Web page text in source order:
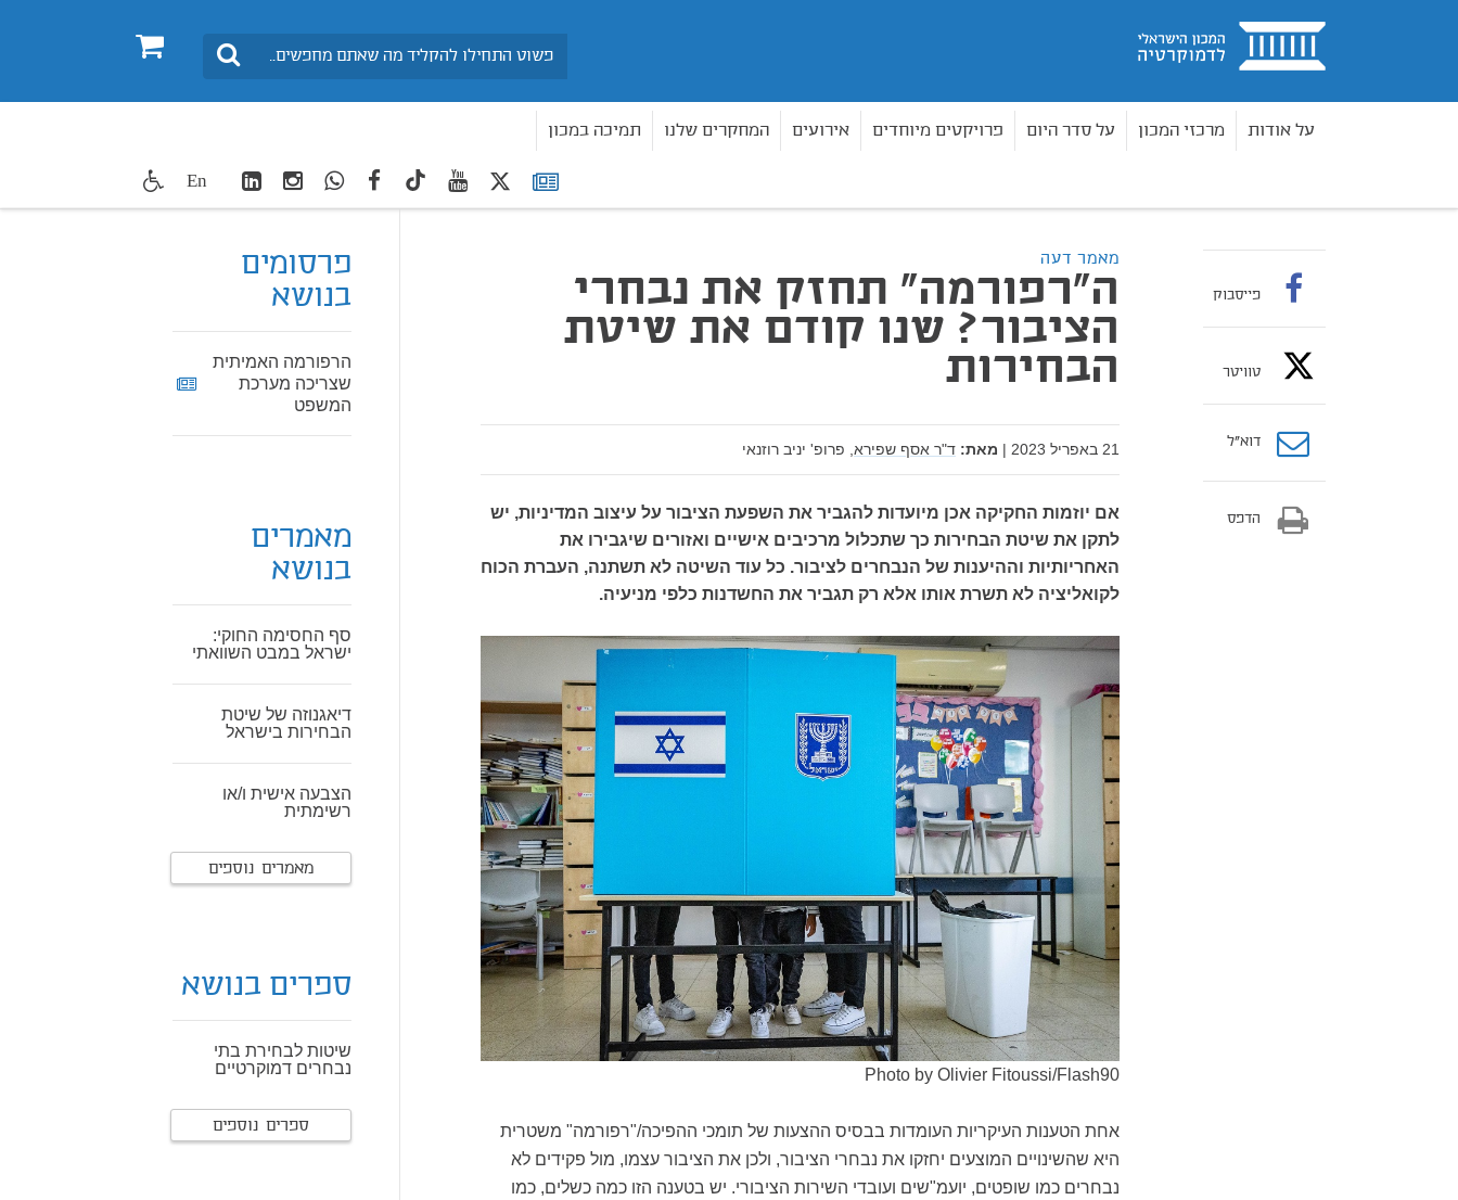
בית 0 חיפוש
על אודות מרכזי המכון על סדר היום פרויקטים מיוחדים אירועים המחקרים שלנו תמיכה במכון
רשימת
תפוצה
twitter
youtube
TikTok
facebook
WhatsApp
Instagram
LinkedIn
En
מאמר דעה
ה"רפורמה" תחזק את נבחרי
הציבור? שנו קודם את שיטת
הבחירות
21 באפריל 2023 | מאת: ד"ר אסף שפירא, פרופ' יניב רוזנאי
אם יוזמות החקיקה אכן מיועדות להגביר את השפעת הציבור על עיצוב המדיניות, יש
לתקן את שיטת הבחירות כך שתכלול מרכיבים אישיים ואזורים שיגבירו את
האחריותיות וההיענות של הנבחרים לציבור. כל עוד השיטה לא תשתנה, העברת הכוח
לקואליציה לא תשרת אותו אלא רק תגביר את החשדנות כלפי מניעיה.
Photo by Olivier Fitoussi/Flash90
אחת הטענות העיקריות העומדות בבסיס ההצעות של תומכי ההפיכה/"רפורמה" משטרית
היא שהשינויים המוצעים יחזקו את נבחרי הציבור, ולכן את הציבור עצמו, מול פקידים לא
נבחרים כמו שופטים, יועמ"שים ועובדי השירות הציבורי. יש בטענה הזו כמה כשלים, כמו
פייסבוק
טוויטר
דוא”ל
הדפס
פרסומים
בנושא
הרפורמה האמיתית
שצריכה מערכת
המשפט
מאמרים
בנושא
סף החסימה החוקי:
ישראל במבט השוואתי
דיאגנוזה של שיטת
הבחירות בישראל
הצבעה אישית ו/או
רשימתית
מאמרים נוספים
ספרים בנושא
שיטות לבחירת בתי
נבחרים דמוקרטיים
ספרים נוספים